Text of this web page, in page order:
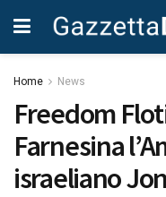
Home News
Freedom
Farnesina
israeliano